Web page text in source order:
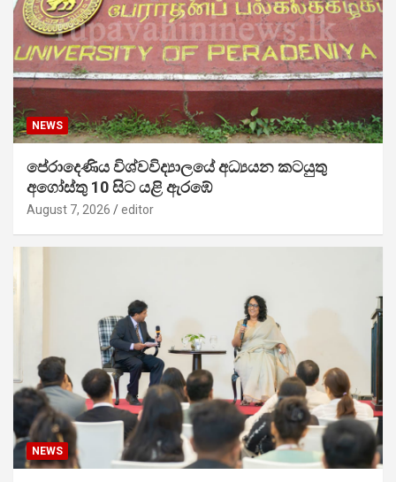
NEWS
පේරාදෙණිය විශ්වවිද්‍යාලයේ අධ්‍යයන කටයුතු
අගෝස්තු 10 සිට යළි ඇරඹේ
August 7, 2026 editor
NEWS